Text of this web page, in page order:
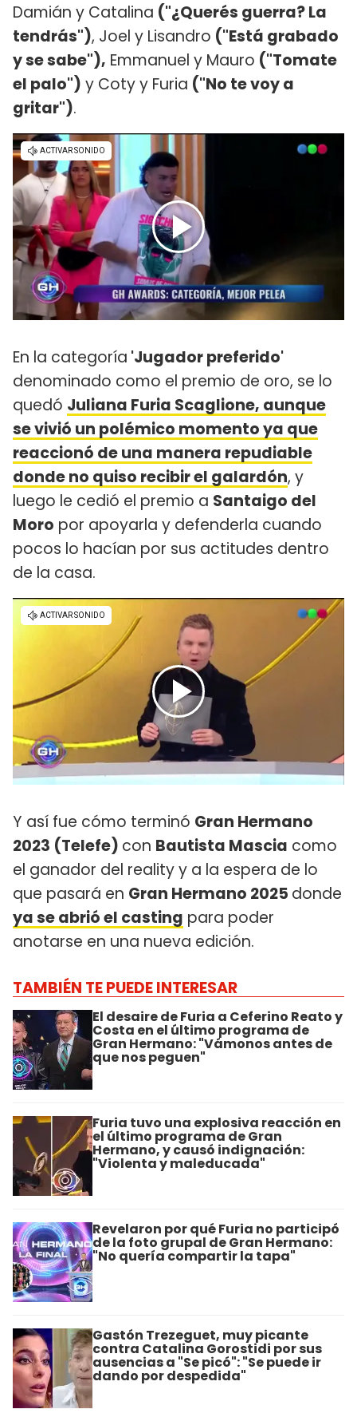
Damián y Catalina ("¿Querés guerra? La
tendrás"), Joel y Lisandro ("Está grabado
y se sabe"), Emmanuel y Mauro ("Tomate
el palo") y Coty y Furia ("No te voy a
gritar").
En la categoría 'Jugador preferido'
denominado como el premio de oro, se lo
quedó Juliana Furia Scaglione, aunque
se vivió un polémico momento ya que
reaccionó de una manera repudiable
donde no quiso recibir el galardón, y
luego le cedió el premio a Santaigo del
Moro por apoyarla y defenderla cuando
pocos lo hacían por sus actitudes dentro
de la casa.
Y así fue cómo terminó Gran Hermano
2023 (Telefe) con Bautista Mascia como
el ganador del reality y a la espera de lo
que pasará en Gran Hermano 2025 donde
ya se abrió el casting para poder
anotarse en una nueva edición.
TAMBIÉN TE PUEDE INTERESAR
El desaire de Furia a Ceferino Reato y
Costa en el último programa de
Gran Hermano: "Vámonos antes de
que nos peguen"
Furia tuvo una explosiva reacción en
el último programa de Gran
Hermano, y causó indignación:
"Violenta y maleducada"
Revelaron por qué Furia no participó
de la foto grupal de Gran Hermano:
"No quería compartir la tapa"
Gastón Trezeguet, muy picante
contra Catalina Gorostidi por sus
ausencias a "Se picó": "Se puede ir
dando por despedida"